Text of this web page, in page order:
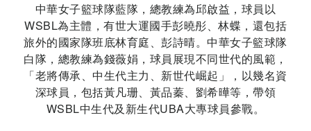
中華女子籃球隊藍隊，總教練為邱啟益，球員以
WSBL為主體，有世大運國手彭曉彤、林蝶，還包括
旅外的國家隊班底林育庭、彭詩晴。中華女子籃球隊
白隊，總教練為錢薇娟，球員展現不同世代的風範，
「老將傳承、中生代主力、新世代崛起」，以幾名資
深球員，包括黃凡珊、黃品蓁、劉希曄等，帶領
WSBL中生代及新生代UBA大專球員參戰。